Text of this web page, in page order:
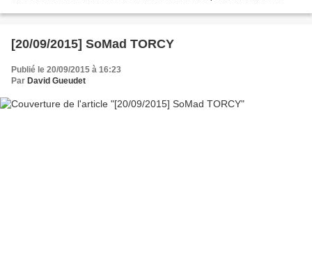
[20/09/2015] SoMad TORCY
Publié le 20/09/2015 à 16:23
Par David Gueudet